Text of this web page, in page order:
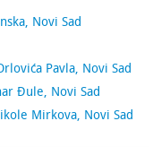
Novi Sad
Pavla, Novi Sad
Đule, Novi Sad
Mirkova, Novi Sad